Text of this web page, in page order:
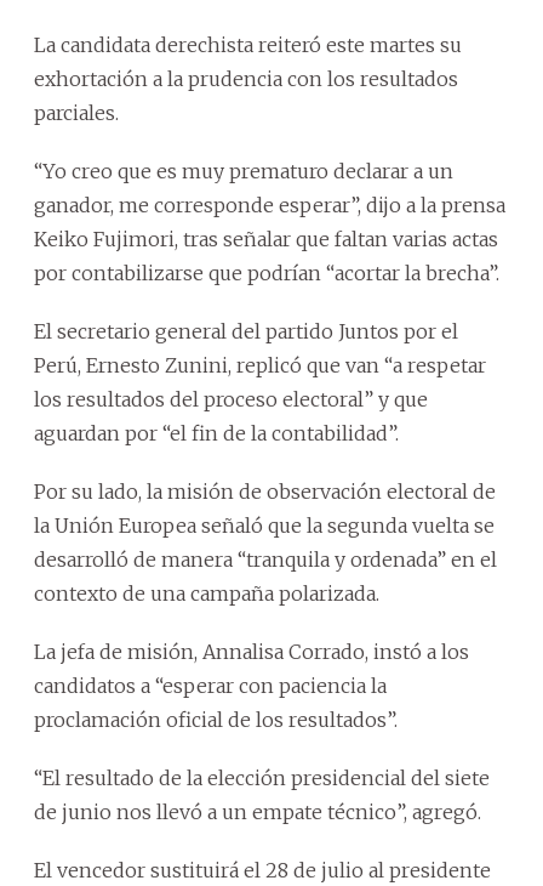
La candidata derechista reiteró este martes su
exhortación a la prudencia con los resultados
parciales.
“Yo creo que es muy prematuro declarar a un
ganador, me corresponde esperar”, dijo a la prensa
Keiko Fujimori, tras señalar que faltan varias actas
por contabilizarse que podrían “acortar la brecha”.
El secretario general del partido Juntos por el
Perú, Ernesto Zunini, replicó que van “a respetar
los resultados del proceso electoral” y que
aguardan por “el fin de la contabilidad”.
Por su lado, la misión de observación electoral de
la Unión Europea señaló que la segunda vuelta se
desarrolló de manera “tranquila y ordenada” en el
contexto de una campaña polarizada.
La jefa de misión, Annalisa Corrado, instó a los
candidatos a “esperar con paciencia la
proclamación oficial de los resultados”.
“El resultado de la elección presidencial del siete
de junio nos llevó a un empate técnico”, agregó.
El vencedor sustituirá el 28 de julio al presidente